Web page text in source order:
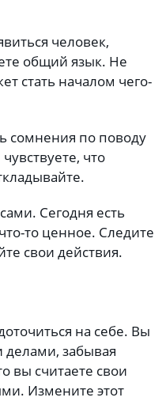
человек,
общий язык. Не
стать началом чего-
сомнения по поводу
что
Сегодня есть
то ценное. Следите
свои действия.
на себе. Вы
делами, забывая
вы считаете свои
Измените этот